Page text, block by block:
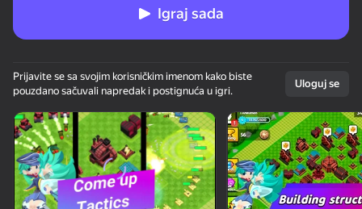
Rotirajte uređaj
Ova igra podržava samo pejzažna
orijentaciju
Igraj sada
Prijavite se sa svojim korisničkim imenom kako biste
pouzdano sačuvali napredak i postignuća u igri.
Uloguj se